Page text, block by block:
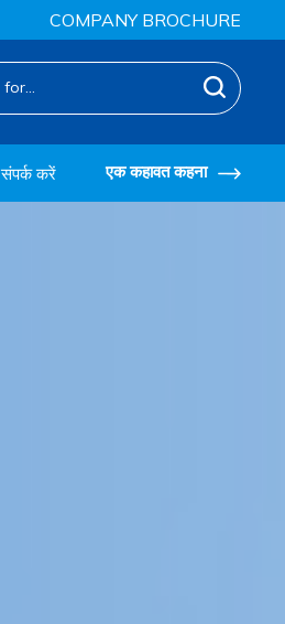
COMPANY BROCHURE
एक कहावत कहना
संपर्क करें